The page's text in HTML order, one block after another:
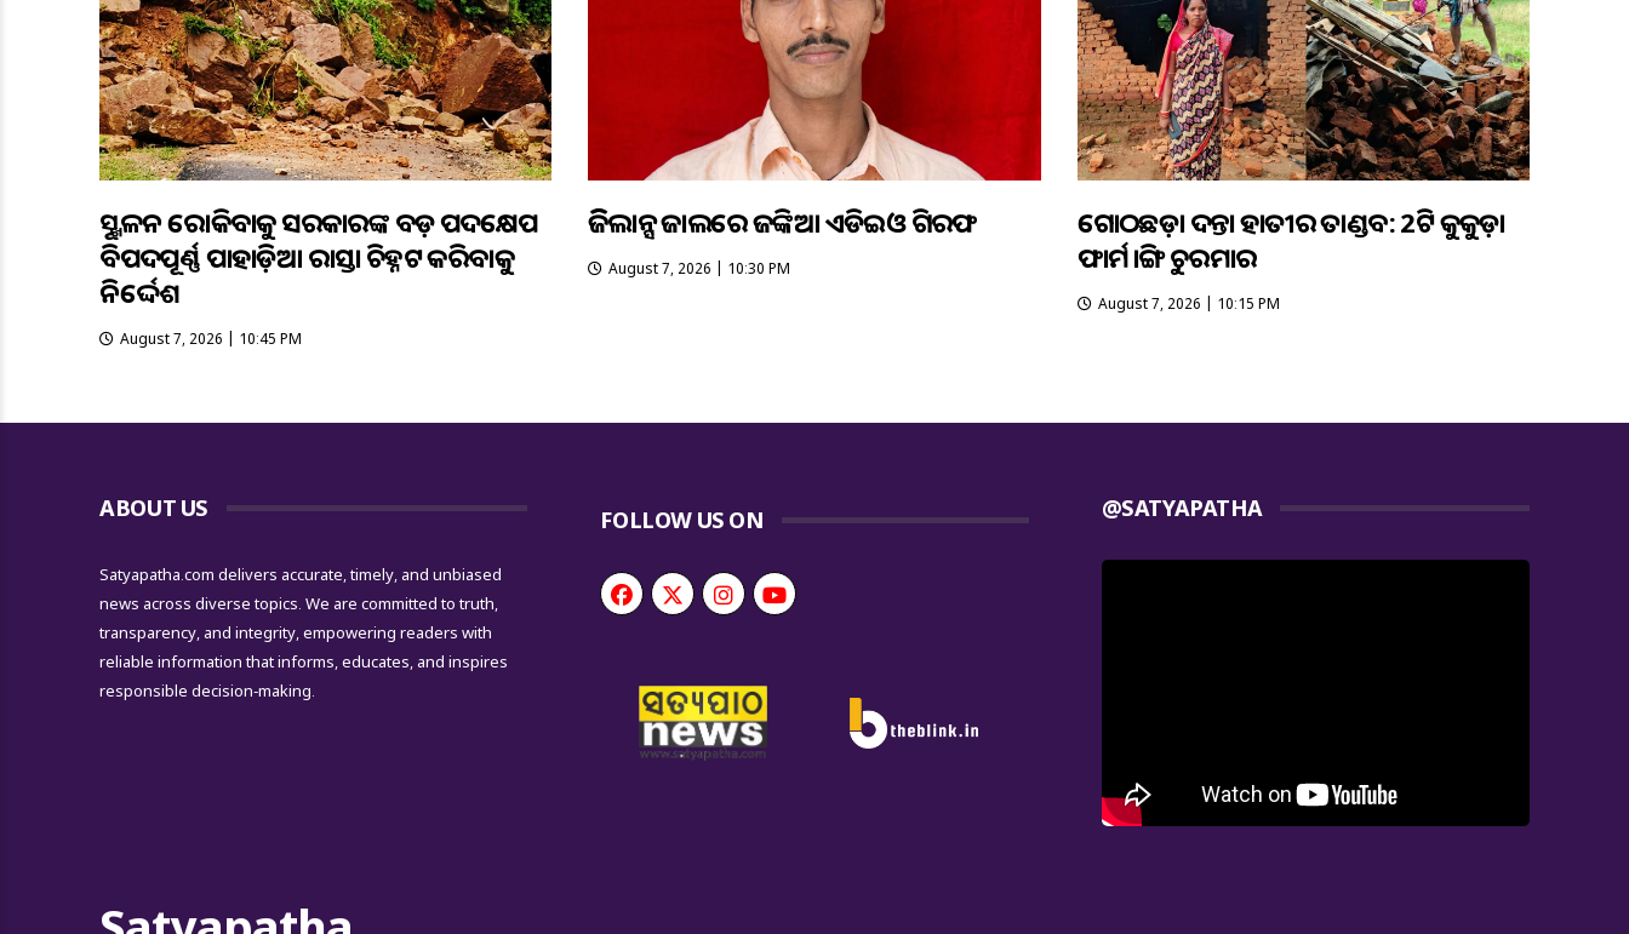
ଭୂସ୍ଖଳନ ରୋକିବାକୁ ସରକାରଙ୍କ ବଡ଼ ପଦକ୍ଷେପ
ବିପଦପୂର୍ଣ୍ଣ ପାହାଡ଼ିଆ ରାସ୍ତା ଚିହ୍ନଟ କରିବାକୁ
ନିର୍ଦ୍ଦେଶ
August 7, 2026 | 10:45 PM
ଭିଜିଲାନ୍ସ ଜାଲରେ ଜଙ୍କିଆ ଏଡିଇଓ ଗିରଫ
August 7, 2026 | 10:30 PM
ଗୋଠଛଡ଼ା ଦନ୍ତା ହାତୀର ତାଣ୍ଡବ: 2ଟି କୁକୁଡ଼ା
ଫାର୍ମ ଭାଙ୍ଗି ଚୁରମାର
August 7, 2026 | 10:15 PM
ABOUT US
Satyapatha.com delivers accurate, timely, and unbiased
news across diverse topics. We are committed to truth,
transparency, and integrity, empowering readers with
reliable information that informs, educates, and inspires
responsible decision-making.
FOLLOW US ON @SATYAPATHA